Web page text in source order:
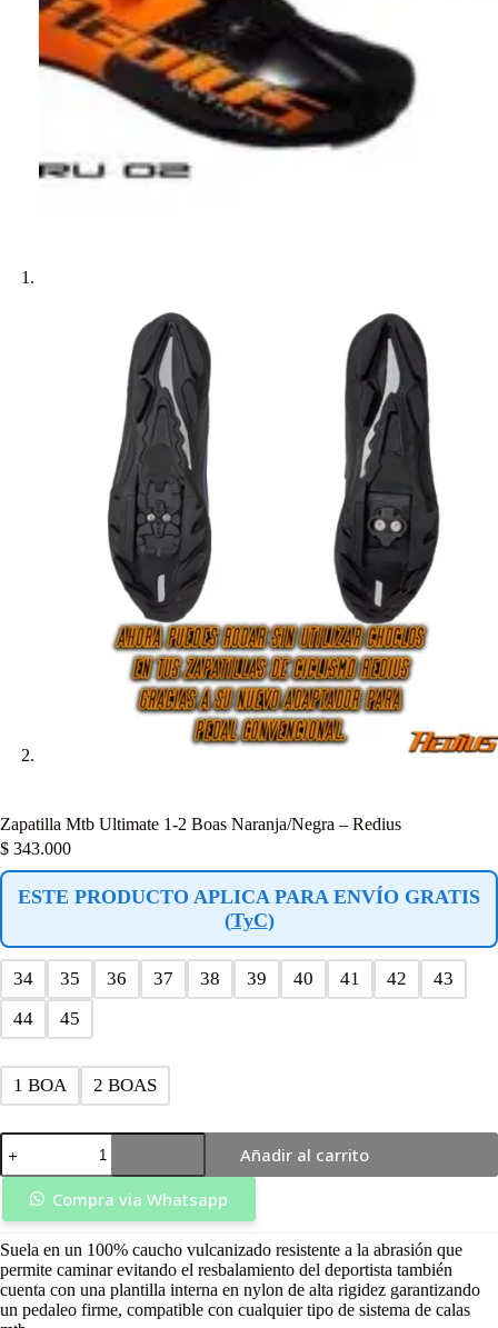
Zapatilla Mtb Ultimate 1-2 Boas Naranja/Negra – Redius
$ 343.000
ESTE PRODUCTO APLICA PARA ENVÍO GRATIS
(TyC)
34 35 36 37 38 39 40 41 42
43
44
45
1 BOA 2 BOAS
Zapatilla
Mtb
Ultimate
2
Naranja/Negra
-
Redius
cantidad
Añadir al carrito
Compra via Whatsapp
Suela en un 100% caucho vulcanizado resistente a la abrasión que
permite caminar evitando el resbalamiento del deportista también
cuenta con una plantilla interna en nylon de alta rigidez garantizando
un pedaleo firme, compatible con cualquier tipo de sistema de calas